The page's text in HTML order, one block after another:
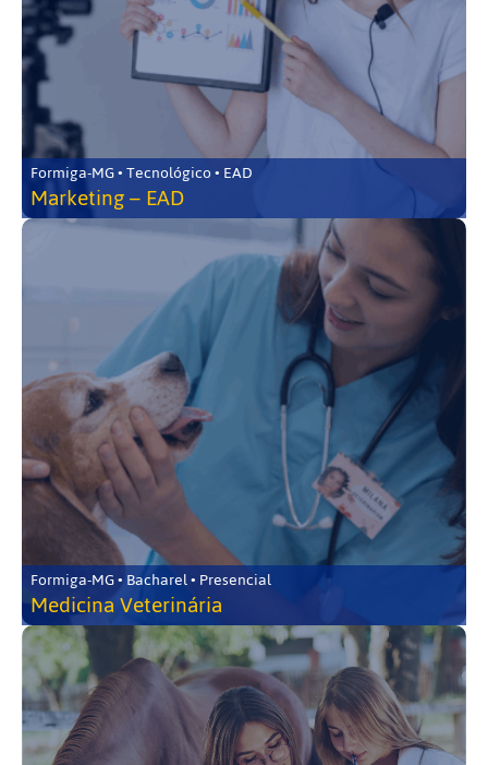
Formiga-MG • Tecnológico • EAD
Marketing – EAD
Formiga-MG • Bacharel • Presencial
Medicina Veterinária